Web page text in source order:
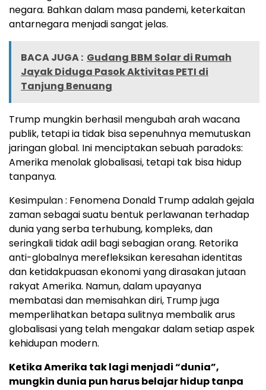
negara. Bahkan dalam masa pandemi, keterkaitan
antarnegara menjadi sangat jelas.
BACA JUGA : Gudang BBM Solar di Rumah
Jayak Diduga Pasok Aktivitas PETI di
Tanjung Benuang
Trump mungkin berhasil mengubah arah wacana
publik, tetapi ia tidak bisa sepenuhnya memutuskan
jaringan global. Ini menciptakan sebuah paradoks:
Amerika menolak globalisasi, tetapi tak bisa hidup
tanpanya.
Kesimpulan : Fenomena Donald Trump adalah gejala
zaman sebagai suatu bentuk perlawanan terhadap
dunia yang serba terhubung, kompleks, dan
seringkali tidak adil bagi sebagian orang. Retorika
anti-globalnya merefleksikan keresahan identitas
dan ketidakpuasan ekonomi yang dirasakan jutaan
rakyat Amerika. Namun, dalam upayanya
membatasi dan memisahkan diri, Trump juga
memperlihatkan betapa sulitnya membalik arus
globalisasi yang telah mengakar dalam setiap aspek
kehidupan modern.
Ketika Amerika tak lagi menjadi “dunia”,
mungkin dunia pun harus belajar hidup tanpa